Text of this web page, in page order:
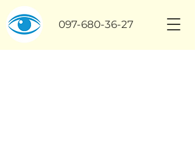
097-680-36-27